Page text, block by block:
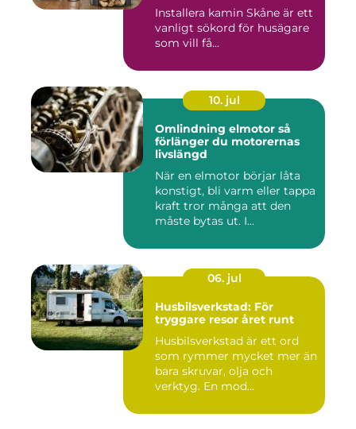
Installera kamin Skåne är ett
vanligt sökord för husägare
som vill få...
10. jul
Omlindning elmotor så
förlänger du motorernas
livslängd
När en elmotor börjar låta
konstigt, bli varm eller tappa
kraft tror många att den
måste bytas ut. I...
06. jul
Husbilsverkstad: För
tryggare resor året runt
Husbilsverkstad är ett ord
som rymmer mycket mer än
bara skruvar, olja och
verktyg. En mod...